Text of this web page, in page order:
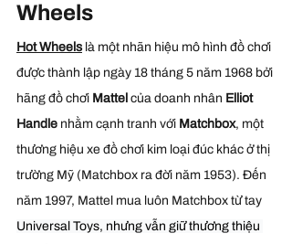
Wheels
Hot Wheels là một nhãn hiệu mô hình đồ chơi
được thành lập ngày 18 tháng 5 năm 1968 bởi
hãng đồ chơi Mattel của doanh nhân Elliot
Handle nhằm cạnh tranh với Matchbox, một
thương hiệu xe đồ chơi kim loại đúc khác ở thị
trường Mỹ (Matchbox ra đời năm 1953). Đến
năm 1997, Mattel mua luôn Matchbox từ tay
Universal Toys, nhưng vẫn giữ thương thiệu